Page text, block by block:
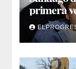
primera
auditiva
ósea